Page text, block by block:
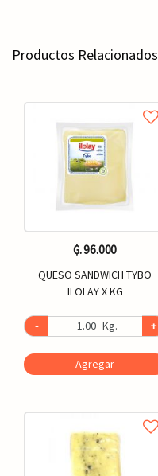
Productos Relacionados
₲. 96.000
QUESO SANDWICH TYBO
ILOLAY X KG
- Kg. +
Agregar